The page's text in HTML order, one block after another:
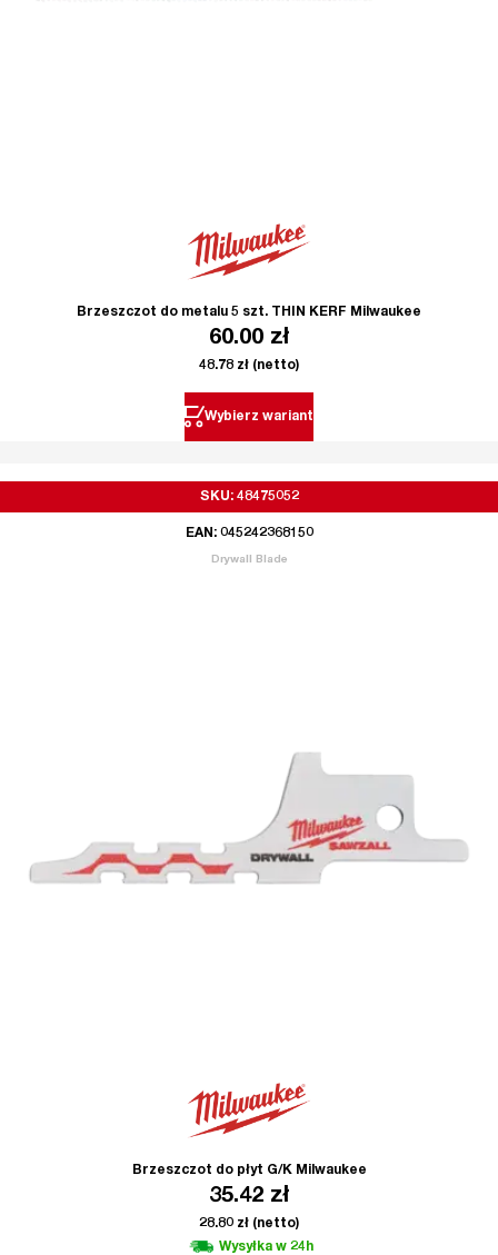
Brzeszczot do metalu 5 szt. THIN KERF Milwaukee
60.00 zł
48.78 zł (netto)
Wybierz wariant
SKU: 48475052
EAN: 045242368150
Drywall Blade
Brzeszczot do płyt G/K Milwaukee
35.42 zł
28.80 zł (netto)
Wysyłka w 24h